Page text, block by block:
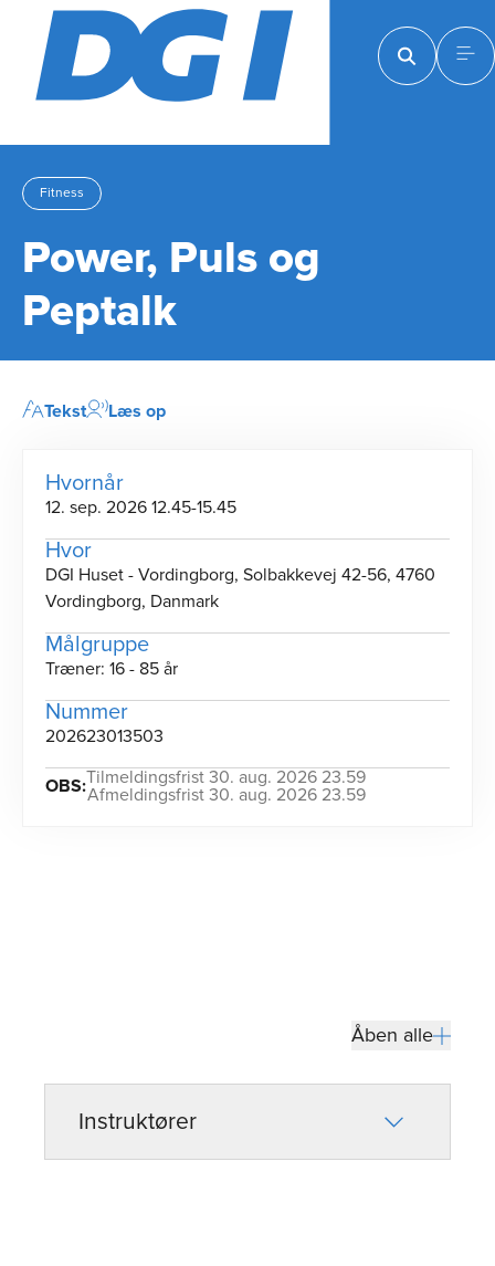
Fitness
Power, Puls og
Peptalk
Åben alle
Instruktører
Hvornår
12. sep. 2026 12.45-15.45
Hvor
DGI Huset - Vordingborg, Solbakkevej 42-56, 4760
Vordingborg, Danmark
Målgruppe
Træner: 16 - 85 år
Nummer
202623013503
OBS:Tilmeldingsfrist 30. aug. 2026 23.59
Afmeldingsfrist 30. aug. 2026 23.59
Tekst Læs op